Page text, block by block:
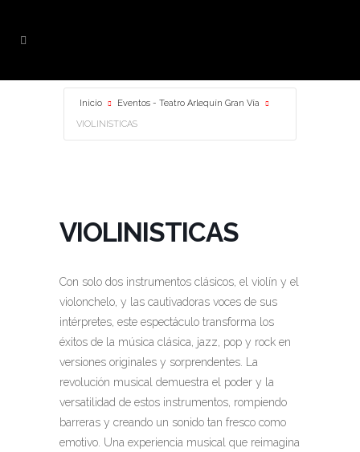
Inicio
Eventos - Teatro Arlequín Gran Vía
VIOLINISTICAS
VIOLINISTICAS
Con solo dos instrumentos clásicos, el violín y el
violonchelo, y las cautivadoras voces de sus
intérpretes, este espectáculo transforma los
éxitos de la música clásica, jazz, pop y rock en
versiones originales y sorprendentes. La
revolución musical demuestra el poder y la
versatilidad de estos instrumentos, rompiendo
barreras y creando un sonido tan fresco como
emotivo. Una experiencia musical que reimagina